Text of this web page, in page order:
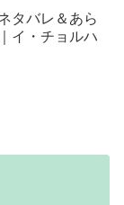
タバレ＆あら
イ・チョルハ